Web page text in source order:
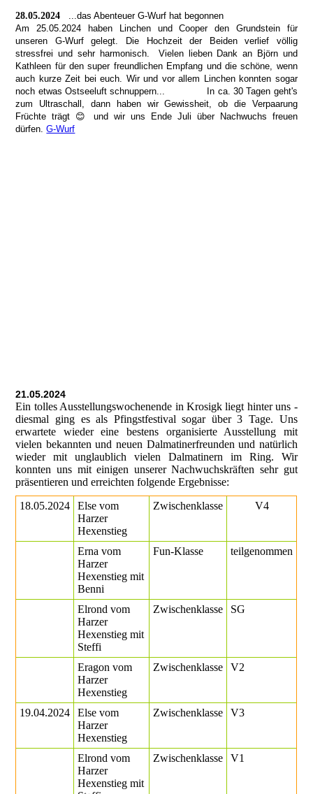
28.05.2024
...das Abenteuer G-Wurf hat begonnen
Am 25.05.2024 haben Linchen und Cooper den Grundstein für
unseren G-Wurf gelegt. Die Hochzeit der Beiden verlief völlig
stressfrei und sehr harmonisch. Vielen lieben Dank an Björn und
Kathleen für den super freundlichen Empfang und die schöne, wenn
auch kurze Zeit bei euch. Wir und vor allem Linchen konnten sogar
noch etwas Ostseeluft schnuppern... In ca. 30 Tagen geht's
zum Ultraschall, dann haben wir Gewissheit, ob die Verpaarung
Früchte trägt 😊 und wir uns Ende Juli über Nachwuchs freuen
dürfen.G-Wurf
21.05.2024
Ein tolles Ausstellungswochenende in Krosigk liegt hinter uns -
diesmal ging es als Pfingstfestival sogar über 3 Tage. Uns
erwartete wieder eine bestens organisierte Ausstellung mit
vielen bekannten und neuen Dalmatinerfreunden und natürlich
wieder mit unglaublich vielen Dalmatinern im Ring. Wir
konnten uns mit einigen unserer Nachwuchskräften sehr gut
präsentieren und erreichten folgende Ergebnisse:
18.05.2024
Else vom
Harzer
Hexenstieg
Zwischenklasse V4
Erna vom
Harzer
Hexenstieg mit
Benni
Fun-Klasse teilgenommen
Elrond vom
Harzer
Hexenstieg mit
Steffi
Zwischenklasse SG
Eragon vom
Harzer
Hexenstieg
Zwischenklasse V2
19.04.2024
Else vom
Harzer
Hexenstieg
Zwischenklasse V3
Elrond vom
Harzer
Hexenstieg mit
Zwischenklasse V1